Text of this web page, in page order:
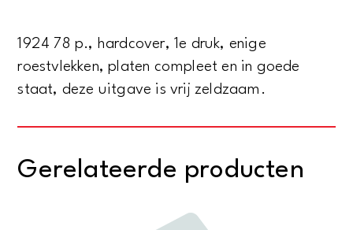
tot
omstreeks
't
aantal
1924 78 p., hardcover, 1e druk, enige
roestvlekken, platen compleet en in goede
staat, deze uitgave is vrij zeldzaam.
Gerelateerde producten